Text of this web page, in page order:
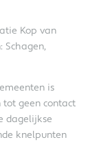
Kop van
Schagen,
is
tot geen contact
dagelijkse
knelpunten